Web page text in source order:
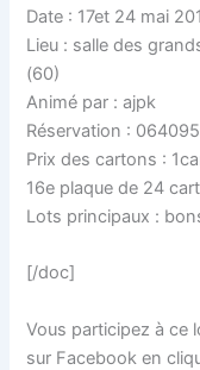
Date : 17et 24 mai
Lieu : salle des
(60)
Animé par : ajpk
Réservation :
Prix des cartons :
16e plaque de 24
Lots principaux :
[/doc]
Vous participez à ce
sur Facebook en